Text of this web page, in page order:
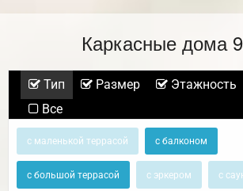
Каркасные дома
Тип Размер Этажность
Все
с маленькой террасой с балконом
с большой террасой с эркером с